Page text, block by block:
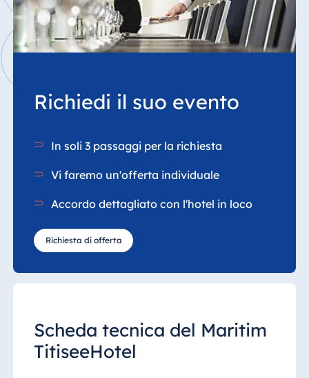
Richiedi il suo evento
In soli 3 passaggi per la richiesta
Vi faremo un'offerta individuale
Accordo dettagliato con l'hotel in loco
Richiesta di offerta
Scheda tecnica del Maritim
TitiseeHotel